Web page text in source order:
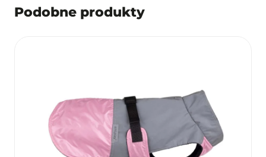
Podobne produkty